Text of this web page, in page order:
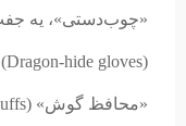
«چوب‌دستی»، یه